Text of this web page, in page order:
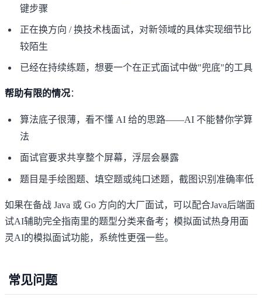
键步骤
正在换方向 / 换技术栈面试，对新领域的具体实现细节比
较陌生
已经在持续练题，想要一个在正式面试中做"兜底"的工具
帮助有限的情况：
算法底子很薄，看不懂 AI 给的思路——AI 不能替你学算
法
面试官要求共享整个屏幕，浮层会暴露
题目是手绘图题、填空题或纯口述题，截图识别准确率低
如果在备战 Java 或 Go 方向的大厂面试，可以配合Java后端面
试AI辅助完全指南里的题型分类来备考；模拟面试热身用 面
灵AI的模拟面试功能，系统性更强一些。
常见问题